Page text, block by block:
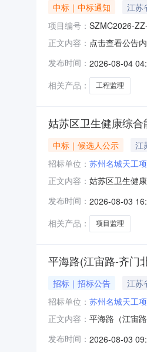
中标｜中标通知 江苏
项目编号： SZMC2026-
正文内容： 点击查看公告
发布时间： 2026-08-04
相关产品：
工程监理
姑苏区卫生健康综
中标｜候选人公示 江
招标单位： 苏州名城天工
正文内容： 姑苏区卫生健
评估法_预审的
设监理有限公
发布时间： 2026-08-03
相关产品：
项目监理
平海路(江宙路-齐门
招标｜招标公告 江苏
招标单位： 苏州名城天工
正文内容： 平海路（江宙
道路西起江宙
发布时间： 2026-08-03